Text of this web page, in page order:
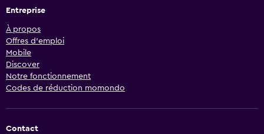
Entreprise
À propos
Offres d’emploi
Mobile
Discover
Notre fonctionnement
Codes de réduction momondo
Contact